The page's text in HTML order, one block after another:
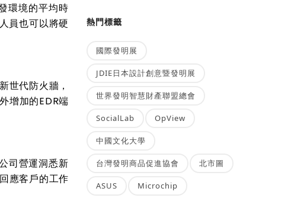
環境的平均時
員也可以將硬
世代防火牆，
增加的EDR端
司營運洞悉新
應客戶的工作
熱門標籤
國際發明展
JDIE日本設計創意暨發明展
世界發明智慧財產聯盟總會
SocialLab OpView
中國文化大學
台灣發明商品促進協會 北市圖
ASUS Microchip